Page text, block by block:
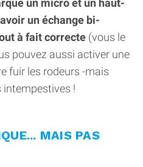
un micro et un haut-
un échange bi-
à fait correcte (vous le
pouvez aussi activer une
fuir les rodeurs -mais
!
MAIS PAS